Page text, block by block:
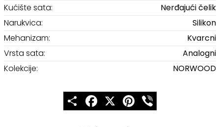
Kućište sata:
Nerđajući čelik
Narukvica:
Silikon
Mehanizam:
Kvarcni
Vrsta sata:
Analogni
Kolekcije:
NORWOOD
ShareFacebook
X Pinterest